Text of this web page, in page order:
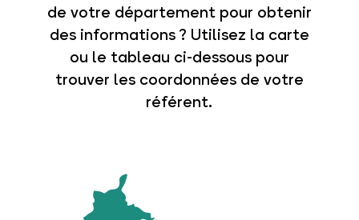
de votre département pour obtenir
des informations ? Utilisez la carte
ou le tableau ci-dessous pour
trouver les coordonnées de votre
référent.